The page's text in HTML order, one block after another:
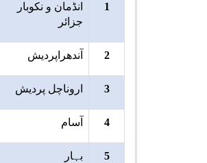
1
انڈمان و نکوبار
جزائر
2 آندھراپردیش
3 اروناچل پردیش
4 آسام
5 بہار